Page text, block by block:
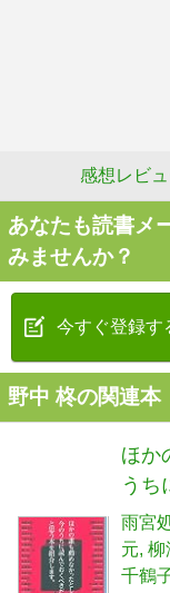
感想レビ
あなたも読書メ
みませんか？
今すぐ登録す
野中 柊の関連本
ほか
うち
介し
雨宮
元 柳
千鶴